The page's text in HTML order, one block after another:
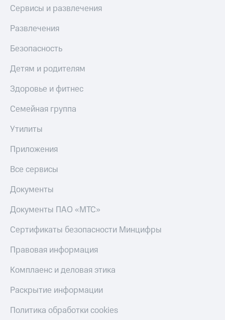
Сервисы и развлечения
Развлечения
Безопасность
Детям и родителям
Здоровье и фитнес
Семейная группа
Утилиты
Приложения
Все сервисы
Документы
Документы ПАО «МТС»
Сертификаты безопасности Минцифры
Правовая информация
Комплаенс и деловая этика
Раскрытие информации
Политика обработки cookies